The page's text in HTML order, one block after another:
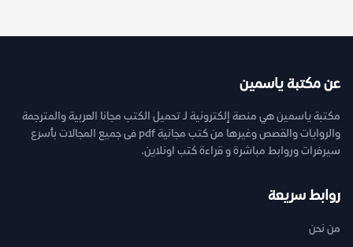
عن مكتبة ياسمين
مكتبة ياسمين هي منصة إلكترونية لـ تحميل الكتب مجانا العربية والمترجمة
والروايات والقصص وغيرها من كتب مجانية pdf فى جميع المجالات بأسرع
سيرفرات وروابط مباشرة و قراءة كتب اونلاين.
روابط سريعة
من نحن